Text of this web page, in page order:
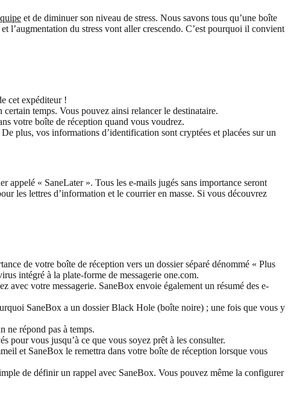
et de diminuer son niveau de stress. Nous savons tous qu’une boîte
l’augmentation du stress vont aller crescendo. C’est pourquoi il convient
cet expéditeur !
temps. Vous pouvez ainsi relancer le destinataire.
votre boîte de réception quand vous voudrez.
plus, vos informations d’identification sont cryptées et placées sur un
appelé « SaneLater ». Tous les e-mails jugés sans importance seront
les lettres d’information et le courrier en masse. Si vous découvrez
de votre boîte de réception vers un dossier séparé dénommé « Plus
intégré à la plate-forme de messagerie one.com.
votre messagerie. SaneBox envoie également un résumé des e-
SaneBox a un dossier Black Hole (boîte noire) ; une fois que vous y
ne répond pas à temps.
pour vous jusqu’à ce que vous soyez prêt à les consulter.
et SaneBox le remettra dans votre boîte de réception lorsque vous
de définir un rappel avec SaneBox. Vous pouvez même la configurer